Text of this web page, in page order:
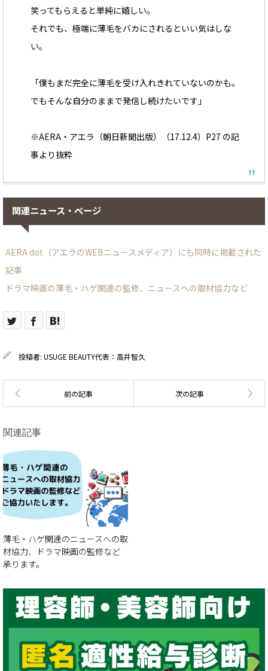
笑ってもらえると単純に嬉しい。
それでも、極端に薄毛をバカにされるといい気はしな
い。
「僕もまだ完全に薄毛を受け入れきれていないのかも。
でもそんな自分のままで発信し続けたいです」
※AERA・アエラ（朝日新聞出版）（17.12.4）P27 の記
事より抜粋
関連ニュース・ページ
AERA dot（アエラのWEBニュースメディア）にも同時に掲載された
記事
ドラマ映画の薄毛・ハゲ関連の監修、ニュースへの取材協力など
投稿者: USUGE BEAUTY代表：高井智久
関連記事
薄毛・ハゲ関連のニュースへの取
材協力、ドラマ映画の監修など
承ります。